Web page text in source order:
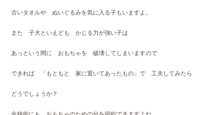
古いタオルや ぬいぐるみを気に入る子もいますよ。
また 子犬といえども かじる力が強い子は
あっという間に おもちゃを 破壊してしまいますので
できれば 「もともと 家に置いてあったもの」で 工夫してみたら
どうでしょうか？